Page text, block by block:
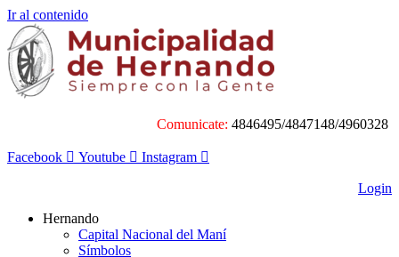
Ir al contenido
Comunicate: 4846495/4847148/4960328
Facebook Youtube Instagram
Login
Hernando
Capital Nacional del Maní
Símbolos